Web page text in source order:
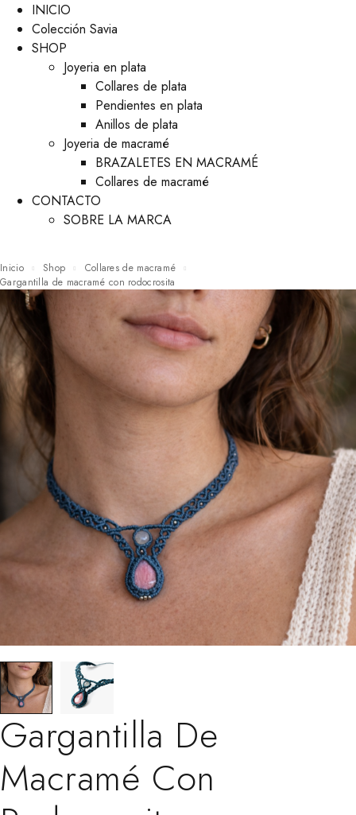
INICIO
Colección Savia
SHOP
Joyeria en plata
Collares de plata
Pendientes en plata
Anillos de plata
Joyeria de macramé
BRAZALETES EN MACRAMÉ
Collares de macramé
CONTACTO
SOBRE LA MARCA
Inicio Shop
Collares de macramé
Gargantilla de macramé con rodocrosita
Gargantilla De
Macramé Con